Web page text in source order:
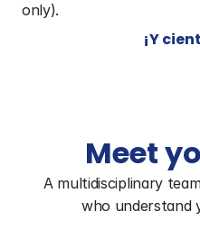
only).
¡Y
Meet
A multidisciplinary
who understand